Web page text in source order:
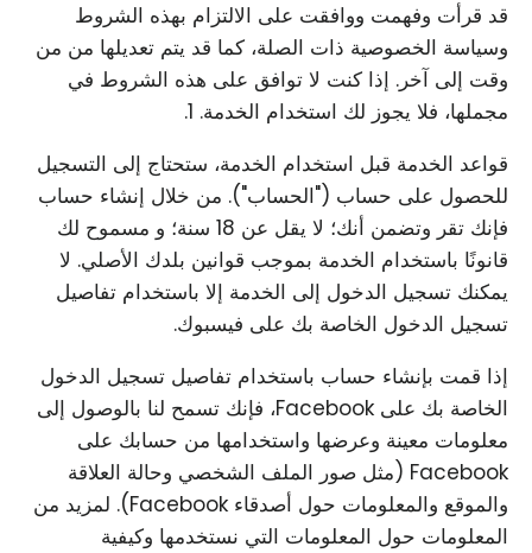
قد قرأت وفهمت ووافقت على الالتزام بهذه الشروط
وسياسة الخصوصية ذات الصلة، كما قد يتم تعديلها من من
وقت إلى آخر. إذا كنت لا توافق على هذه الشروط في
مجملها، فلا يجوز لك استخدام الخدمة. 1.
قواعد الخدمة قبل استخدام الخدمة، ستحتاج إلى التسجيل
للحصول على حساب ("الحساب"). من خلال إنشاء حساب
فإنك تقر وتضمن أنك؛ لا يقل عن 18 سنة؛ و مسموح لك
قانونًا باستخدام الخدمة بموجب قوانين بلدك الأصلي. لا
يمكنك تسجيل الدخول إلى الخدمة إلا باستخدام تفاصيل
تسجيل الدخول الخاصة بك على فيسبوك.
إذا قمت بإنشاء حساب باستخدام تفاصيل تسجيل الدخول
الخاصة بك على Facebook، فإنك تسمح لنا بالوصول إلى
معلومات معينة وعرضها واستخدامها من حسابك على
Facebook (مثل صور الملف الشخصي وحالة العلاقة
والموقع والمعلومات حول أصدقاء Facebook). لمزيد من
المعلومات حول المعلومات التي نستخدمها وكيفية